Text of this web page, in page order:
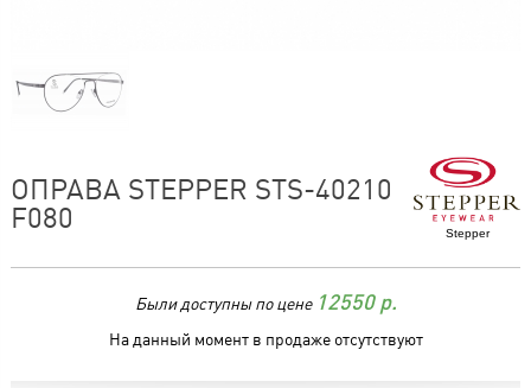
Stepper
ОПРАВА STEPPER STS-40210
F080
Были доступны по цене 12550р.
На данный момент в продаже отсутствуют